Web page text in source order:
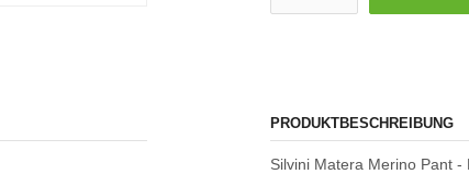
PRODUKTBESCHREIBUNG
Silvini Matera Merino Pant